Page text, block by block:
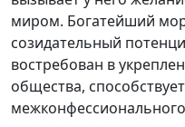
миром. Богатейший
созидательный
востребован в
общества,